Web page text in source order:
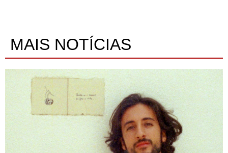
MAIS NOTÍCIAS